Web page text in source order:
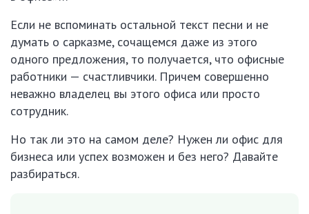
Если не вспоминать остальной текст песни и не
думать о сарказме, сочащемся даже из этого
одного предложения, то получается, что офисные
работники — счастливчики. Причем совершенно
неважно владелец вы этого офиса или просто
сотрудник.
Но так ли это на самом деле? Нужен ли офис для
бизнеса или успех возможен и без него? Давайте
разбираться.